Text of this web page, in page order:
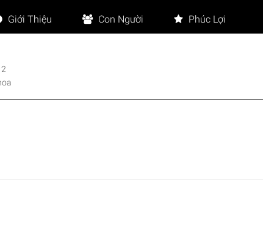
Giới Thiệu Con Người Phúc Lợi